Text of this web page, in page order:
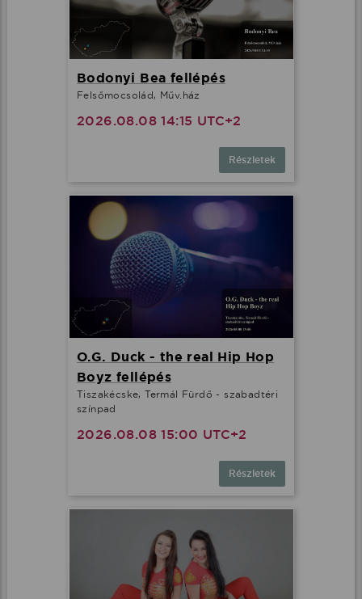
Bodonyi Bea fellépés
Felsőmocsolád, Műv.ház
2026.08.08 14:15 UTC+2
Részletek
O.G. Duck - the real Hip Hop
Boyz fellépés
Tiszakécske, Termál Fürdő - szabadtéri
színpad
2026.08.08 15:00 UTC+2
Részletek